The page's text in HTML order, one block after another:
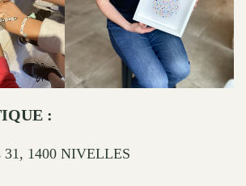
:
31, 1400 NIVELLES